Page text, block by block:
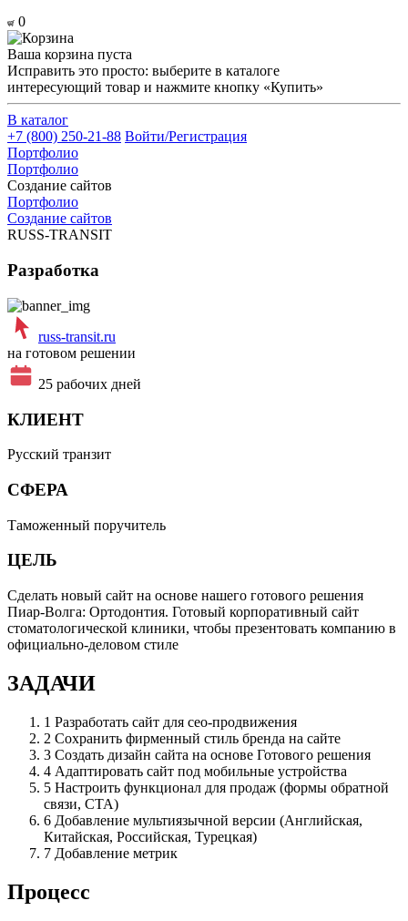
0
Ваша корзина пуста
Исправить это просто: выберите в каталоге
интересующий товар и нажмите кнопку «Купить»
В каталог
+7 (800) 250-21-88 Войти/Регистрация
Портфолио
Портфолио
Создание сайтов
Портфолио
Создание сайтов
RUSS-TRANSIT
Разработка
russ-transit.ru
на готовом решении
25 рабочих дней
КЛИЕНТ
Русский транзит
СФЕРА
Таможенный поручитель
ЦЕЛЬ
Сделать новый сайт на основе нашего готового решения
Пиар-Волга: Ортодонтия. Готовый корпоративный сайт
стоматологической клиники, чтобы презентовать компанию в
официально-деловом стиле
ЗАДАЧИ
1 Разработать сайт для сео-продвижения
2 Сохранить фирменный стиль бренда на сайте
3 Создать дизайн сайта на основе Готового решения
4 Адаптировать сайт под мобильные устройства
5 Настроить функционал для продаж (формы обратной
связи, CTA)
6 Добавление мультиязычной версии (Английская,
Китайская, Российская, Турецкая)
7 Добавление метрик
Процесс